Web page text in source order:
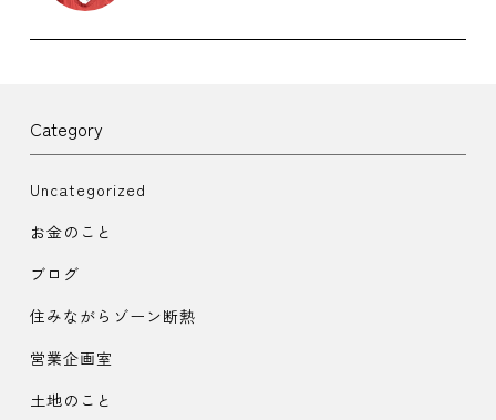
Category
Uncategorized
お金のこと
ブログ
住みながらゾーン断熱
営業企画室
土地のこと